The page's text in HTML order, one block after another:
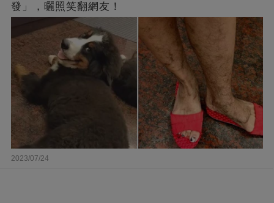
發」，曬照笑翻網友！
2023/07/24